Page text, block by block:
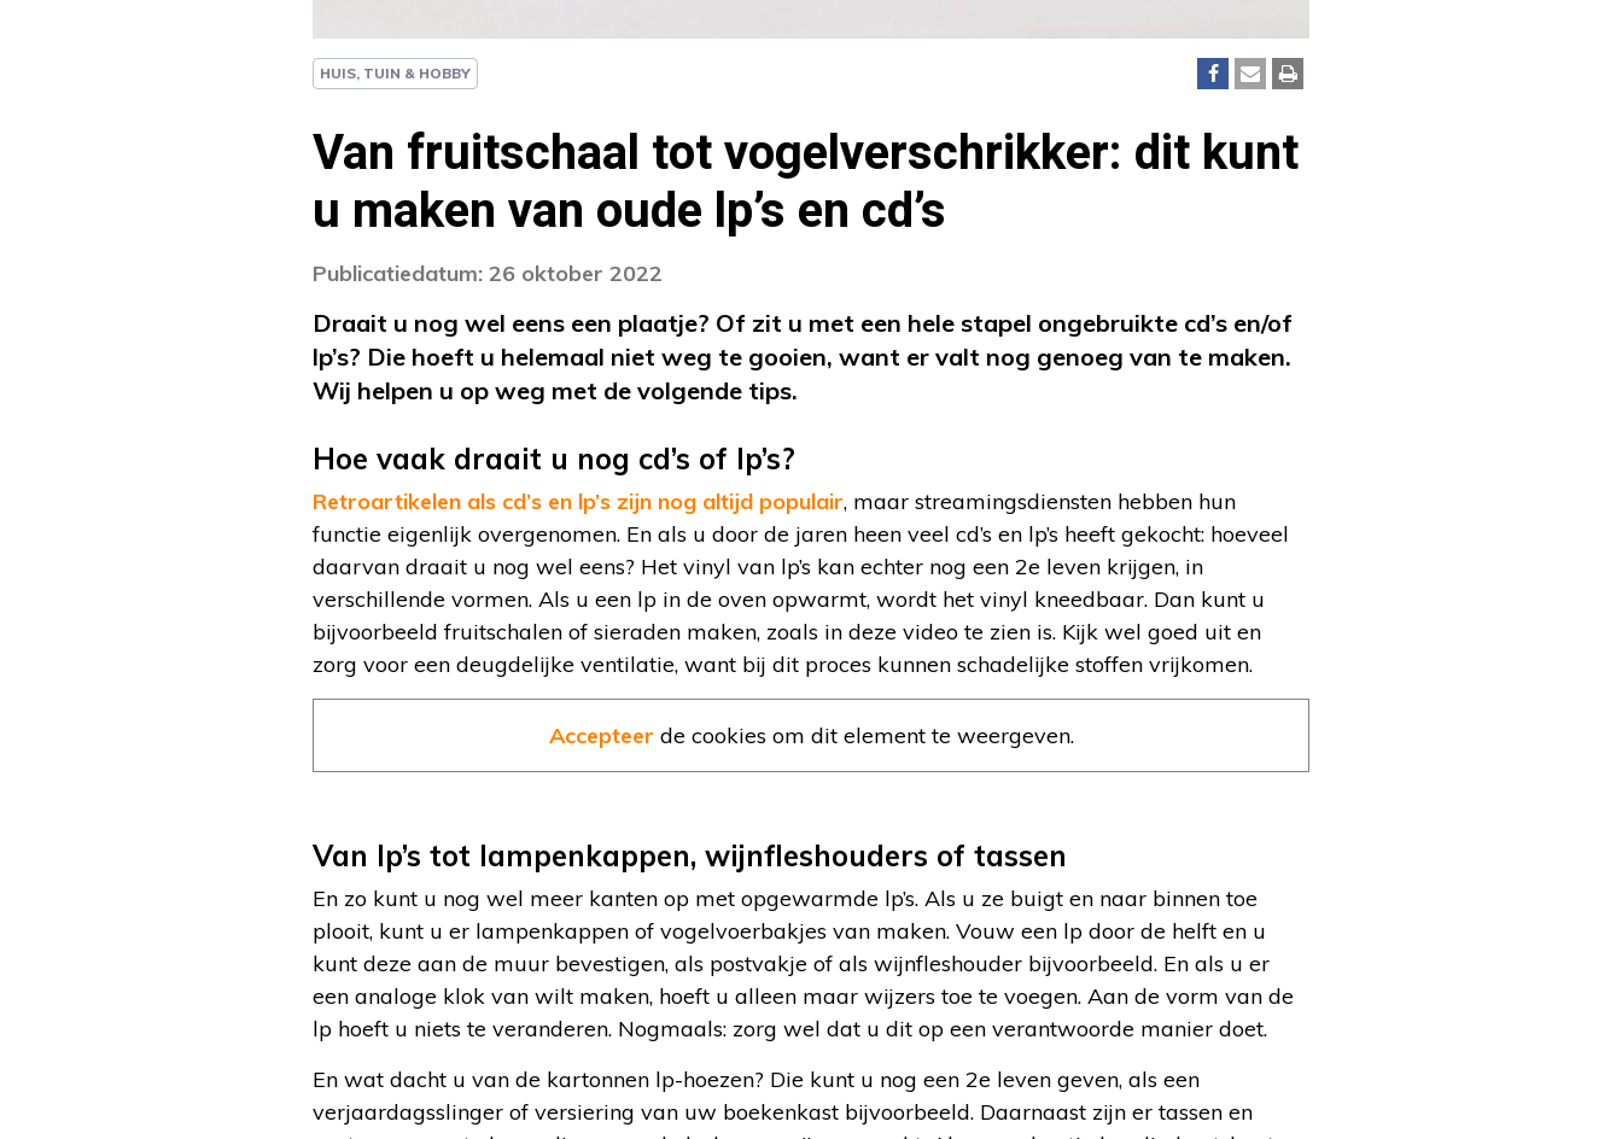
HUIS, TUIN & HOBBY
Van fruitschaal tot vogelverschrikker: dit kunt
u maken van oude lp’s en cd’s
Publicatiedatum: 26 oktober 2022
Draait u nog wel eens een plaatje? Of zit u met een hele stapel ongebruikte cd’s en/of
lp’s? Die hoeft u helemaal niet weg te gooien, want er valt nog genoeg van te maken.
Wij helpen u op weg met de volgende tips.
Hoe vaak draait u nog cd’s of lp’s?
Retroartikelen als cd’s en lp’s zijn nog altijd populair, maar streamingsdiensten hebben hun
functie eigenlijk overgenomen. En als u door de jaren heen veel cd’s en lp’s heeft gekocht: hoeveel
daarvan draait u nog wel eens? Het vinyl van lp’s kan echter nog een 2e leven krijgen, in
verschillende vormen. Als u een lp in de oven opwarmt, wordt het vinyl kneedbaar. Dan kunt u
bijvoorbeeld fruitschalen of sieraden maken, zoals in deze video te zien is. Kijk wel goed uit en
zorg voor een deugdelijke ventilatie, want bij dit proces kunnen schadelijke stoffen vrijkomen.
Accepteer de cookies om dit element te weergeven.
Van lp’s tot lampenkappen, wijnfleshouders of tassen
En zo kunt u nog wel meer kanten op met opgewarmde lp’s. Als u ze buigt en naar binnen toe
plooit, kunt u er lampenkappen of vogelvoerbakjes van maken. Vouw een lp door de helft en u
kunt deze aan de muur bevestigen, als postvakje of als wijnfleshouder bijvoorbeeld. En als u er
een analoge klok van wilt maken, hoeft u alleen maar wijzers toe te voegen. Aan de vorm van de
lp hoeft u niets te veranderen. Nogmaals: zorg wel dat u dit op een verantwoorde manier doet.
En wat dacht u van de kartonnen lp-hoezen? Die kunt u nog een 2e leven geven, als een
verjaardagsslinger of versiering van uw boekenkast bijvoorbeeld. Daarnaast zijn er tassen en